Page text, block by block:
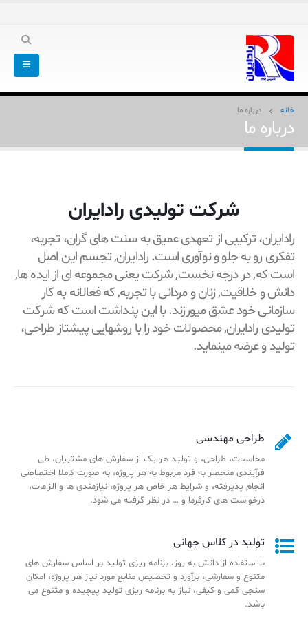
خانه درباره ما
درباره ما
شرکت تولیدی رادایران
رادایران، ترکیبی از تعهدی عمیق به سنت های گران، تجربه،
تفکری رو به جلو و نوآوری است. رادایران, تجسم این اصل
است که, در درجه نخست, شرکت یعنی مجموعه ای از ایده ها,
دانش و خلاقیت, زنان و مردانی با تجربه, که فعالانه به کار
سازمانی خود عشق میورزند. با این پنداشت است که شرکت
تولیدی رادایران, محصولات خود را با روشهایی پیشتاز طراحی،
تولید و عرضه مینماید.
طراحی مهندسی
محاسبات، طراحی، و تولید هر یک از سفارش های مشتریان، طی
فرآیندی منحصر به فرد مربوط به هر پروژه، به صورت کاملا اختصاصی
انجام پذیرفته، و شرایط هر خاص هر پروژه، نیازمندی ها و الزامات،
درخواست های کارفرما و … در نظر گرفته می شود.
تولید در کلاس جهانی
با استفاده از دانش به روز، برنامه ریزی تولید بر اساس سفارش های
متنوع و سفارشی، برآورد و تخصیص منابع مورد نیاز هر پروژه، امکان
سنجی کمی و کیفی، نیاز به برنامه ریزی تولید پیچیده و متنوع می
باشد.